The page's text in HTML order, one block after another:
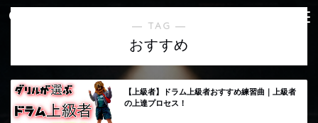
― TAG ―
おすすめ
【上級者】ドラム上級者おすすめ練習曲｜上級者
の上達プロセス！